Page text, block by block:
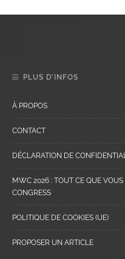
PLUS D’INFOS
À PROPOS
CONTACT
DÉCLARATION DE
MWC 2026 : TOUT CE QUE
CONGRESS
POLITIQUE DE COOKIES (UE)
PROPOSER UN ARTICLE